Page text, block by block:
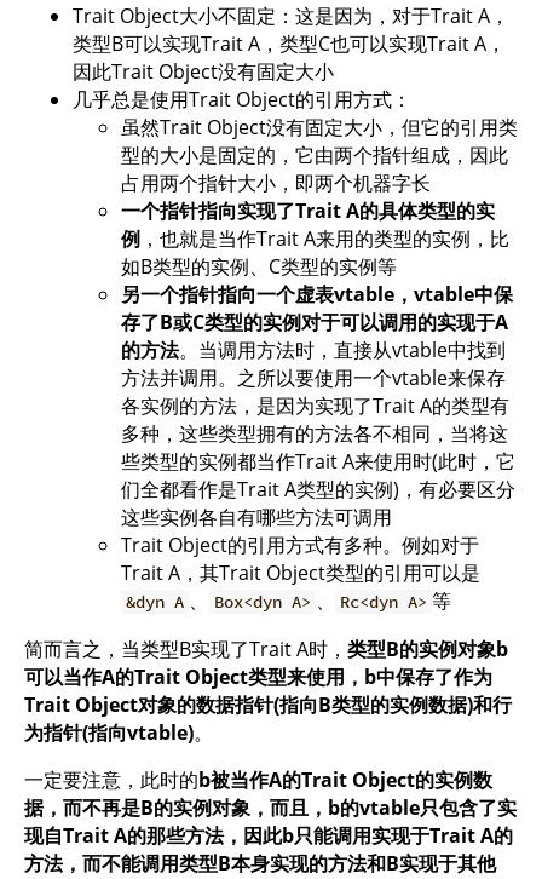
Trait Object大小不固定：这是因为，对于Trait A，
类型B可以实现Trait A，类型C也可以实现Trait A，
因此Trait Object没有固定大小
几乎总是使用Trait Object的引用方式：
虽然Trait Object没有固定大小，但它的引用类
型的大小是固定的，它由两个指针组成，因此
占用两个指针大小，即两个机器字长
一个指针指向实现了Trait A的具体类型的实
例 ，也就是当作Trait A来用的类型的实例，比
如B类型的实例、C类型的实例等
另一个指针指向一个虚表vtable，vtable中保
存了B或C类型的实例对于可以调用的实现于A
的方法。当调用方法时，直接从vtable中找到
方法并调用。之所以要使用一个vtable来保存
各实例的方法，是因为实现了Trait A的类型有
多种，这些类型拥有的方法各不相同，当将这
些类型的实例都当作Trait A来使用时(此时，它
们全都看作是Trait A类型的实例)，有必要区分
这些实例各自有哪些方法可调用
Trait Object的引用方式有多种。例如对于
Trait A，其Trait Object类型的引用可以是
&dyn A 、 Box<dyn A> 、 Rc<dyn A> 等
简而言之，当类型B实现了Trait A时， 类型B的实例对象b
可以当作A的Trait Object类型来使用，b中保存了作为
Trait Object对象的数据指针(指向B类型的实例数据)和行
为指针(指向vtable)。
一定要注意，此时的b被当作A的Trait Object的实例数
据，而不再是B的实例对象，而且，b的vtable只包含了实
现自Trait A的那些方法，因此b只能调用实现于Trait A的
方法，而不能调用类型B本身实现的方法和B实现于其他